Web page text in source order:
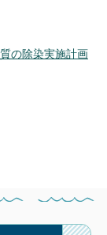
の除染実施計画